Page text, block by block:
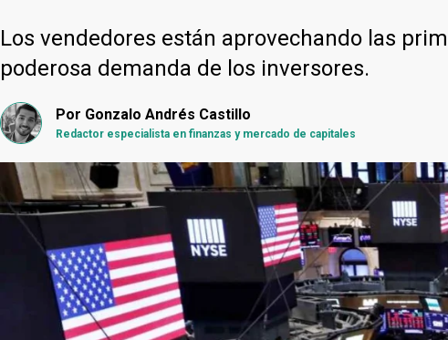
Los vendedores están aprovechando las
poderosa demanda de los inversores.
Por Gonzalo Andrés Castillo
Redactor especialista en finanzas y mercado de capitales